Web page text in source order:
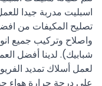
اسبليت مدربة جيدا
تصليح المكيفات من
واصلاح وتركيب جميع
شبابيك). لدينا أفضل
لعمل أسلاك تمديد
على درجة حرارة هواء